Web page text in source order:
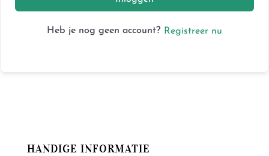
Heb je nog geen account? Registreer nu
HANDIGE INFORMATIE